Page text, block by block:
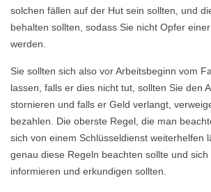
solchen fällen auf der Hut sein sollten, und
behalten sollten, sodass Sie nicht Opfer
werden.
Sie sollten sich also vor Arbeitsbeginn vom
lassen, falls er dies nicht tut, sollten Sie den
stornieren und falls er Geld verlangt,
bezahlen. Die oberste Regel, die man
sich von einem Schlüsseldienst weiterhelfen
genau diese Regeln beachten sollte und
informieren und erkundigen sollten.